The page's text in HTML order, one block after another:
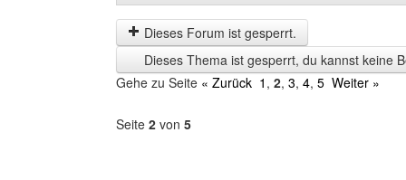
der
letzten
Zeit
anzeigen
by
Dieses Forum ist gesperrt.
Dieses Thema ist gesperrt, du kannst keine
Gehe zu Seite « Zurück 1 , 2, 3, 4, 5 Weiter »
Seite 2 von 5